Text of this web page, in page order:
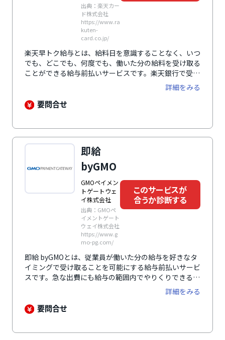
出典：楽天カー
ド株式会社
https://www.ra
kuten-
card.co.jp/
楽天早トク給与とは、給料日を意識することなく、いつ
でも、どこでも、何度でも、働いた分の給料を受け取る
ことができる給与前払いサービスです。楽天銀行で受け
取れば、給料と一緒に楽天ポイントももらうことができ
るほか、振込手数料もかかりません。もちろん、楽天銀
行以外の銀行口座でも受け取り可能です。「立替型」や
導入・運用に際して企業や従業員をサポートするための
コールセンターを設置するなど、万全のフォロー体制を
詳細をみる
要問合せ
即給
byGMO
GMOペイメン
トゲートウェ
イ株式会社
出典：GMOペ
イメントゲート
ウェイ株式会社
https://www.g
mo-pg.com/
このサービスが
合うか診断する
即給 byGMOとは、従業員が働いた分の給与を好きなタ
イミングで受け取ることを可能にする給与前払いサービ
スです。急な出費にも給与の範囲内でやりくりできるた
め、従業員の健全な資産形成を促すことができます。給
与前払いサービスの導入により、求職者の目にも止まり
やすくなるため、応募数の増加につながります。さらに
詳細をみる
要問合せ